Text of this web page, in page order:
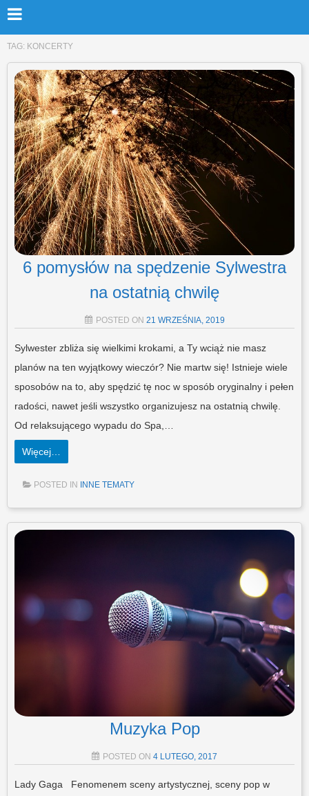
TAG: KONCERTY
6 pomysłów na spędzenie Sylwestra
na ostatnią chwilę
POSTED ON 21 WRZEŚNIA, 2019
Sylwester zbliża się wielkimi krokami, a Ty wciąż nie masz
planów na ten wyjątkowy wieczór? Nie martw się! Istnieje wiele
sposobów na to, aby spędzić tę noc w sposób oryginalny i pełen
radości, nawet jeśli wszystko organizujesz na ostatnią chwilę.
Od relaksującego wypadu do Spa,…
Więcej…
POSTED IN INNE TEMATY
Muzyka Pop
POSTED ON 4 LUTEGO, 2017
Lady Gaga Fenomenem sceny artystycznej, sceny pop w